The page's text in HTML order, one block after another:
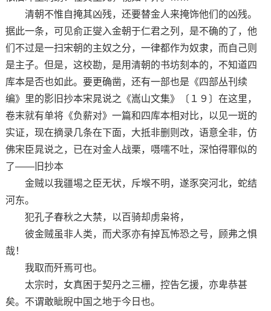
清朝不惟自掩其凶残，还要替金人来掩饰他们的凶残。
据此一条，可见俞正燮入金朝于仁君之列，是不确的了，他
们不过是一扫宋朝的主奴之分，一律都作为奴隶，而自己则
是主子。但是，这校勘，是用清朝的书坊刻本的，不知道四
库本是否也如此。要更确凿，还有一部也是《四部丛刊续
编》里的影旧抄本宋晁说之《嵩山文集》〔１９〕在这里，
卷末就有单将《负薪对》一篇和四库本相对比，以见一斑的
实证，现在摘录几条在下面，大抵非删则改，语意全非，仿
佛宋臣晁说之，已在对金人战栗，嗫嚅不吐，深怕得罪似的
了——旧抄本
金贼以我疆埸之臣无状，斥堠不明，遂豕突河北，蛇结
河东。
犯孔子春秋之大禁，以百骑却虏枭将，
彼金贼虽非人类，而犬豕亦有掉瓦怖恐之号，顾弗之惧
哉！
我取而歼焉可也。
太宗时，女真困于契丹之三栅，控告乞援，亦卑恭甚
矣。不谓敢眦睨中国之地于今日也。